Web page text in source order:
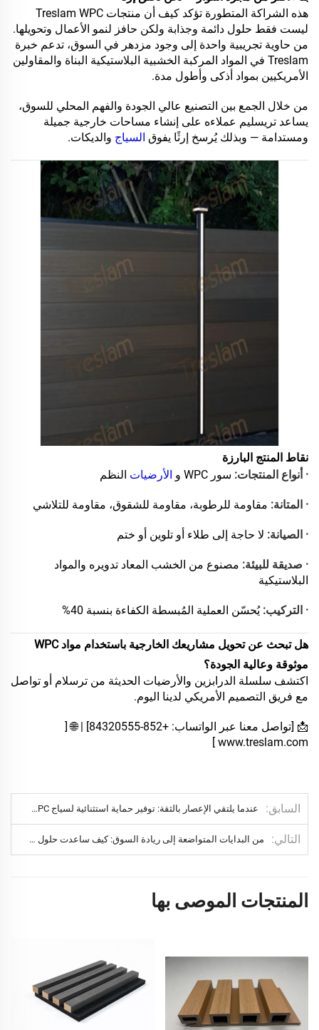
هذه الشراكة المتطورة تؤكد كيف أن منتجات Treslam WPC
ليست فقط حلول دائمة وجذابة ولكن حافز لنمو الأعمال وتحويلها.
من حاوية تجريبية واحدة إلى وجود مزدهر في السوق، تدعم خبرة
Treslam في المواد المركبة الخشبية البلاستيكية البناة والمقاولين
الأمريكيين بمواد أذكى وأطول مدة.
من خلال الجمع بين التصنيع عالي الجودة والفهم المحلي للسوق،
يساعد تريسليم عملاءه على إنشاء مساحات خارجية جميلة
ومستدامة — وبذلك يُرسخ إرثًا يفوق السياج والديكات.
نقاط المنتج البارزة
· أنواع المنتجات: سور WPC و الأرضيات النظم
· المتانة: مقاومة للرطوبة، مقاومة للشقوق، مقاومة للتلاشي
· الصيانة: لا حاجة إلى طلاء أو تلوين أو ختم
· صديقة للبيئة: مصنوع من الخشب المعاد تدويره والمواد
البلاستيكية
· التركيب:يُحسّن العملية المُبسطة الكفاءة بنسبة 40%
هل تبحث عن تحويل مشاريعك الخارجية باستخدام مواد WPC
موثوقة وعالية الجودة؟
اكتشف سلسلة الدرابزين والأرضيات الحديثة من ترسلام أو تواصل
مع فريق التصميم الأمريكي لدينا اليوم.
📩 [تواصل معنا عبر الواتساب: +852-84320555] | 🌐 [
www.treslam.com
]
السابق عندما يلتقي الإعصار بالثقة: توفير حماية استثنائية لسياج WPC في المجتمعات الفاخرة بكاليفورنيا
التالي من البدايات المتواضعة إلى ريادة السوق: كيف ساعدت حلول Treslam المخصصة العلامة التجارية الهولندية في النجاح
المنتجات الموصى بها